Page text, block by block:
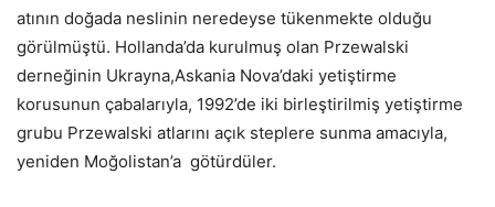
atının doğada neslinin neredeyse tükenmekte olduğu
görülmüştü. Hollanda’da kurulmuş olan Przewalski
derneğinin Ukrayna,Askania Nova’daki yetiştirme
korusunun çabalarıyla, 1992’de iki birleştirilmiş yetiştirme
grubu Przewalski atlarını açık steplere sunma amacıyla,
yeniden Moğolistan’a götürdüler.